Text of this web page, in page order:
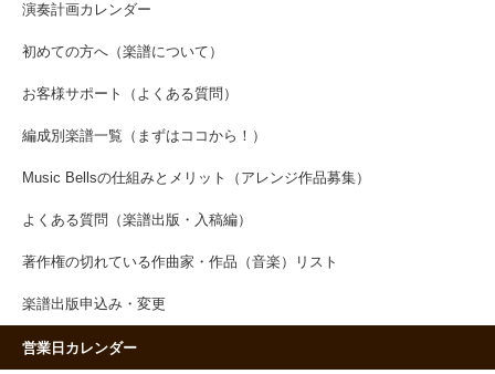
演奏計画カレンダー
初めての方へ（楽譜について）
お客様サポート（よくある質問）
編成別楽譜一覧（まずはココから！）
Music Bellsの仕組みとメリット（アレンジ作品募集）
よくある質問（楽譜出版・入稿編）
著作権の切れている作曲家・作品（音楽）リスト
楽譜出版申込み・変更
営業日カレンダー